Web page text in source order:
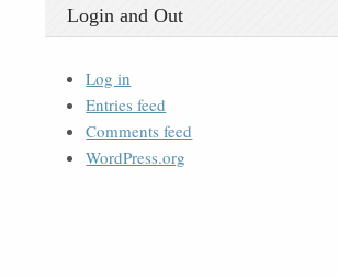
Login and Out
Log in
Entries feed
Comments feed
WordPress.org